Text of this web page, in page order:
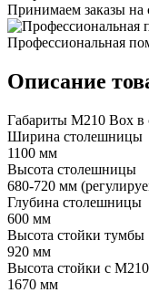
Принимаем заказы на
Профессиональная
Описание
Габариты М210 Box в
Ширина столешницы
1100 мм
Высота столешницы
680-720 мм
Глубина столешницы
600 мм
Высота стойки тумбы
920 мм
Высота стойки с
1670 мм